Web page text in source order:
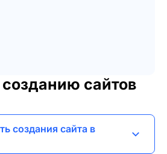
сайтов
создания сайта в